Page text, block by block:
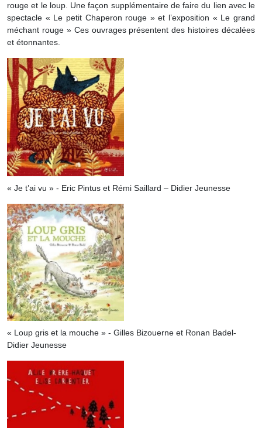
rouge et le loup. Une façon supplémentaire de faire du lien avec le
spectacle « Le petit Chaperon rouge » et l’exposition « Le grand
méchant rouge » Ces ouvrages présentent des histoires décalées
et étonnantes.
« Je t’ai vu » - Eric Pintus et Rémi Saillard – Didier Jeunesse
« Loup gris et la mouche » - Gilles Bizouerne et Ronan Badel-
Didier Jeunesse